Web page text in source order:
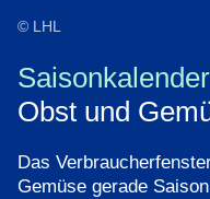
© LHL
Saisonkalender
Obst und
Das
Gemüse gerade